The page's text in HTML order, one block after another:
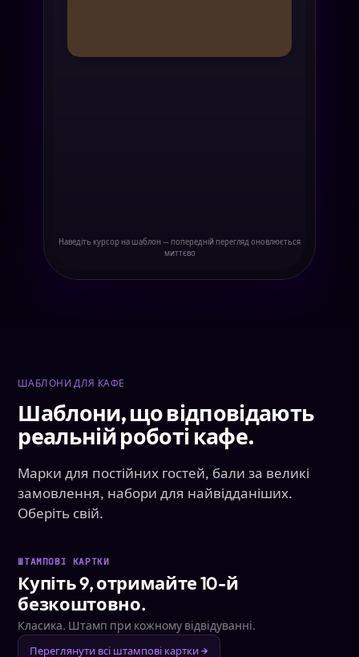
Наведіть курсор на шаблон — попередній перегляд оновлюється
миттєво
ШАБЛОНИ ДЛЯ КАФЕ
Шаблони, що відповідають
реальній роботі кафе.
Марки для постійних гостей, бали за великі
замовлення, набори для найвідданіших.
Оберіть свій.
ШТАМПОВІ КАРТКИ
Купіть 9, отримайте 10-й
безкоштовно.
Класика. Штамп при кожному відвідуванні.
Переглянути всі штампові картки →